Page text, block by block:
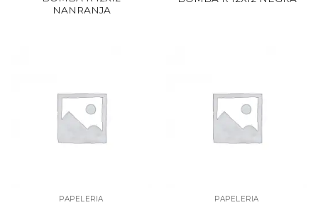
NANRANJA
PAPELERIA PAPELERIA